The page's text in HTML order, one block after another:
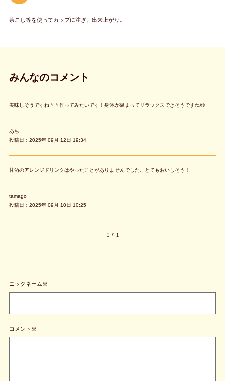
茶こし等を使ってカップに注ぎ、出来上がり。
みんなのコメント
美味しそうですね＾＾作ってみたいです！身体が温まってリラックスできそうですね😌
あち
投稿日：2025年 09月 12日 19:34
甘酒のアレンジドリンクはやったことがありませんでした。とてもおいしそう！
tamago
投稿日：2025年 09月 10日 10:25
1 / 1
ニックネーム※
コメント※